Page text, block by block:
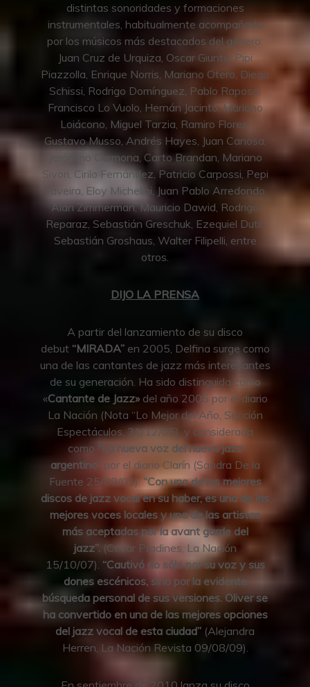
distintas sonoridades y formaciones
instrumentales, habitualmente acompañada
por los músicos más destacados del género:
Juan Cruz de Urquiza, Oscar Giunta, Pipi
Piazzolla, Enrique Norris, Mariano Otero, Diego
Schissi, Rodrigo Domínguez, Pablo Raposo,
Francisco Lo Vuolo, Hernán Jacinto, Mariano
Loiácono, Miguel Tarzia, Ramiro Flores,
Gustavo Musso, Andrés Hayes, Juan Canosa,
Jerónimo Carmona, Carto Brandan, Mariano
Sivori, Cirilo Fernández, Patricio Carpossi, Pepi
Taveira, Eloy Michelini, Juan Pablo Arredondo,
Alan Zimmerman, Mauricio Dawid, Rodrigo
Reparaz, Sebastián Greschuk, Ezequiel Dutil,
Sebastián Groshaus, Walter Filipelli, entre
otros.
DIJO LA PRENSA
A partir del lanzamiento de su disco
debut “MIRADA”en 2005, Delfina surge como
una de las cantantes de jazz más interesantes
de su generación. Ha sido distinguida como
«Cantante de Jazz»del año 2005 por el diario
La Nación (Nota “Lo Mejor del Año, Sección
Espectáculos, 31/12/05), y considerada
como “La nueva voz del nuevo jazz
argentino”por el diario Clarín (Sandra De la
Fuente 25/09/05).“Con uno de los mejores
discos de jazz vocal en su haber, es una de las
mejores voces locales y una de las artistas
más aceptadas por la avant garde del
jazz”. (César Pradines, La Nación
15/10/07). “Cautivó no sólo por su voz y sus
dones escénicos, sino por la evidente
búsqueda personal de sus versiones. Oliver se
ha convertido en una de las mejores opciones
del jazz vocal de esta ciudad” (Alejandra
Herren, La Nación Revista 09/08/09).